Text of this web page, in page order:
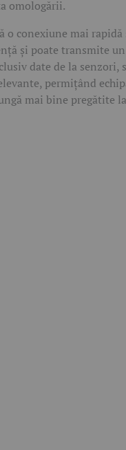
omologării.
o conexiune mai
și poate transmite
date de la senzori,
permițând
mai bine pregătite